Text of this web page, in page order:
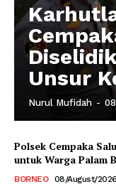
Unsur
Nurul Mufidah -
Polsek Cempaka
untuk Warga Palam
BORNEO 08/August/2026